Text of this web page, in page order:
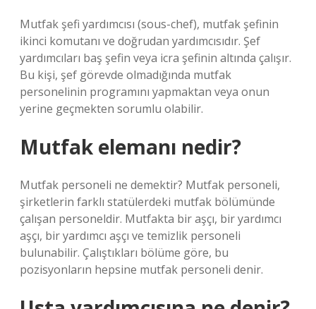
Mutfak şefi yardımcısı (sous-chef), mutfak şefinin
ikinci komutanı ve doğrudan yardımcısıdır. Şef
yardımcıları baş şefin veya icra şefinin altında çalışır.
Bu kişi, şef görevde olmadığında mutfak
personelinin programını yapmaktan veya onun
yerine geçmekten sorumlu olabilir.
Mutfak elemanı nedir?
Mutfak personeli ne demektir? Mutfak personeli,
şirketlerin farklı statülerdeki mutfak bölümünde
çalışan personeldir. Mutfakta bir aşçı, bir yardımcı
aşçı, bir yardımcı aşçı ve temizlik personeli
bulunabilir. Çalıştıkları bölüme göre, bu
pozisyonların hepsine mutfak personeli denir.